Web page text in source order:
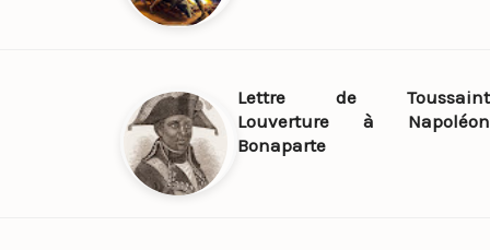
Lettre de Toussaint
Louverture à Napoléon
Bonaparte